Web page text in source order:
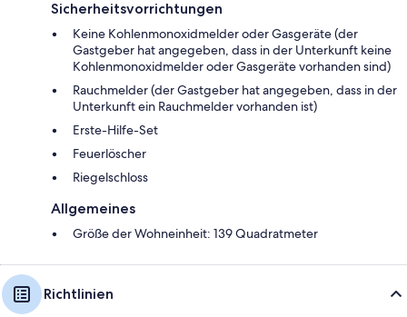
Sicherheitsvorrichtungen
Keine Kohlenmonoxidmelder oder Gasgeräte (der
Gastgeber hat angegeben, dass in der Unterkunft keine
Kohlenmonoxidmelder oder Gasgeräte vorhanden sind)
Rauchmelder (der Gastgeber hat angegeben, dass in der
Unterkunft ein Rauchmelder vorhanden ist)
Erste-Hilfe-Set
Feuerlöscher
Riegelschloss
Allgemeines
Größe der Wohneinheit: 139 Quadratmeter
Richtlinien